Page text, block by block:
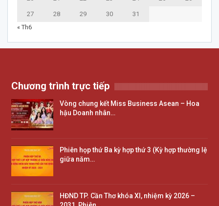
27 28 29 30
31
« Th6
Chương trình trực tiếp
Vòng chung kết Miss Business Asean – Hoa
hậu Doanh nhân…
Phiên họp thứ Ba kỳ hợp thứ 3 (Kỳ hợp thường lệ
giữa năm…
HĐND TP. Cần Thơ khóa XI, nhiệm kỳ 2026 –